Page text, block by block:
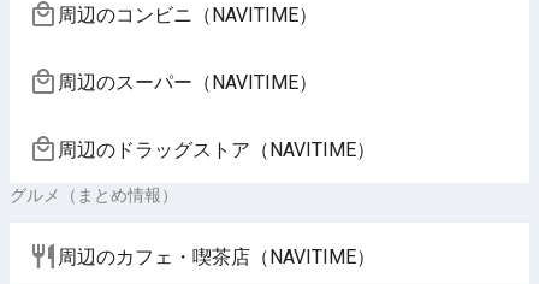
周辺のコンビニ（NAVITIME）
周辺のスーパー（NAVITIME）
周辺のドラッグストア（NAVITIME）
グルメ（まとめ情報）
周辺のカフェ・喫茶店（NAVITIME）